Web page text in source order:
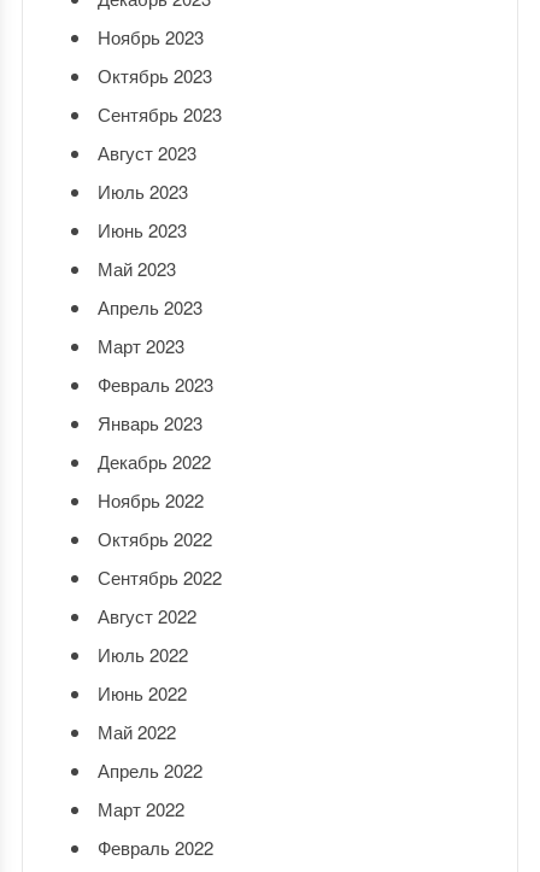
Ноябрь 2023
Октябрь 2023
Сентябрь 2023
Август 2023
Июль 2023
Июнь 2023
Май 2023
Апрель 2023
Март 2023
Февраль 2023
Январь 2023
Декабрь 2022
Ноябрь 2022
Октябрь 2022
Сентябрь 2022
Август 2022
Июль 2022
Июнь 2022
Май 2022
Апрель 2022
Март 2022
Февраль 2022